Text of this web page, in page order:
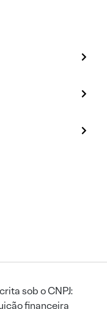
sob o CNPJ:
financeira